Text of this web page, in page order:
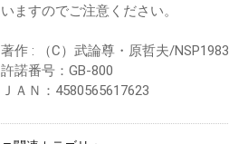
いますのでご注意ください。
著作 : （C）武論尊・原哲夫/NSP1983
許諾番号：GB-800
ＪＡＮ：4580565617623